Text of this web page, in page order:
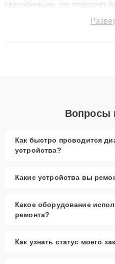
сертификацию, что позволяет
до 3 лет. Наши мастера
Вопросы
Как быстро проводится
устройства?
Какие устройства вы
Какое оборудование
ремонта?
Как узнать статус моего